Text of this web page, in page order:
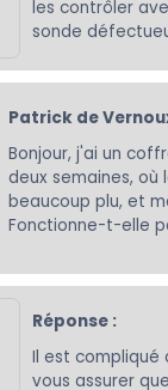
les contrôler
sonde
Patrick de
Bonjour, j'ai un
deux semaines,
beaucoup plu, et
Fonctionne-t-elle
Réponse :
Il est compliqué
vous assurer